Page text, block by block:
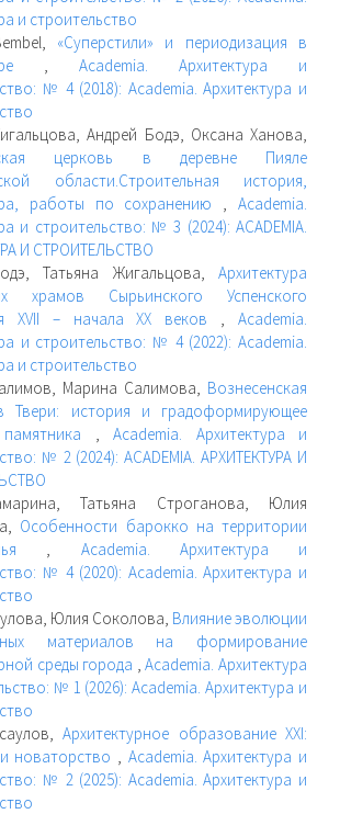
и строительство
«Суперстили» и периодизация в
, Academia. Архитектура и
№ 4 (2018): Academia. Архитектура и
Андрей Бодэ, Оксана Ханова,
церковь в деревне Пияле
области.Строительная история,
работы по сохранению ,Academia.
и строительство: № 3 (2024): ACADEMIA.
И СТРОИТЕЛЬСТВО
Татьяна Жигальцова, Архитектура
храмов Сырьинского Успенского
XVII – начала XX веков ,Academia.
и строительство: № 4 (2022): Academia.
и строительство
Марина Салимова, Вознесенская
Твери: история и градоформирующее
,Academia. Архитектура и
№ 2 (2024): ACADEMIA. АРХИТЕКТУРА И
Татьяна Строганова, Юлия
Особенности барокко на территории
, Academia. Архитектура и
№ 4 (2020): Academia. Архитектура и
Юлия Соколова, Влияние эволюции
материалов на формирование
среды города ,Academia. Архитектура
№ 1 (2026): Academia. Архитектура и
Архитектурное образование XXI:
новаторство , Academia. Архитектура и
№ 2 (2025): Academia. Архитектура и